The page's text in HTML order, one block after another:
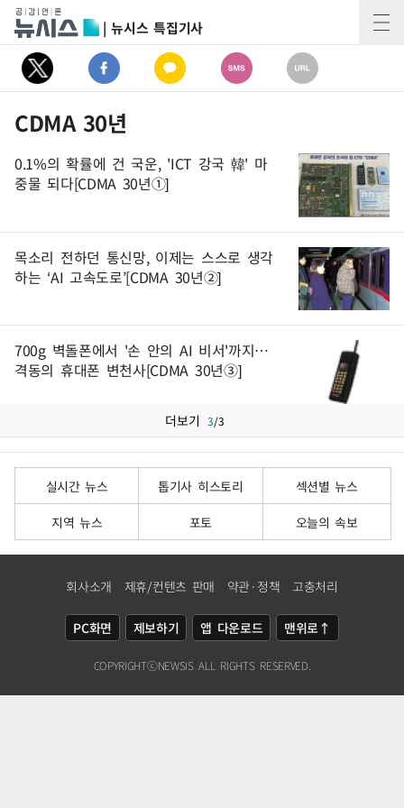
| 뉴시스 특집기사
CDMA 30년
0.1%의 확률에 건 국운, 'ICT 강국 韓' 마
중물 되다[CDMA 30년①]
목소리 전하던 통신망, 이제는 스스로 생각
하는 ‘AI 고속도로’[CDMA 30년②]
700g 벽돌폰에서 '손 안의 AI 비서'까지…
격동의 휴대폰 변천사[CDMA 30년③]
더보기 3/3
실시간 뉴스 톱기사 히스토리
섹션별 뉴스
지역 뉴스
포토 오늘의 속보
회사소개 제휴/컨텐츠 판매 약관·정책 고충처리
PC화면 제보하기 앱 다운로드 맨위로↑
COPYRIGHTⓒNEWSISALL RIGHTS RESERVED.